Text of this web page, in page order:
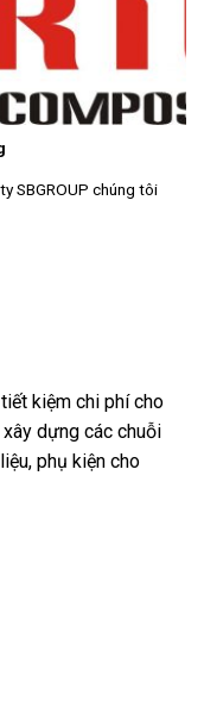
kiệm chi phí cho
dựng các chuỗi
phụ kiện cho
SBGROUP chúng tôi